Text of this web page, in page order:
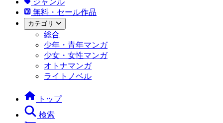
ジャンル
無料・セール作品
カテゴリ
総合
少年・青年マンガ
少女・女性マンガ
オトナマンガ
ライトノベル
トップ
検索